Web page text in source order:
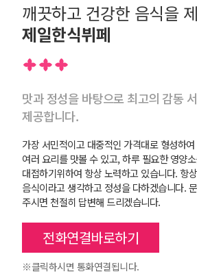
깨끗하고 건강한 음식을
제일한식뷔페
맛과 정성을 바탕으로 최고의 감동
제공합니다.
가장 서민적이고 대중적인 가격대로 형성하
여러 요리를 맛볼 수 있고, 하루 필요한 영양
대접하기위하여 항상 노력하고 있습니다.항
음식이라고 생각하고 정성을 다하겠습니다.
주시면 천절히 답변해 드리겠습니다.
전화연결바로하기
※클릭하시면 통화연결됩니다.